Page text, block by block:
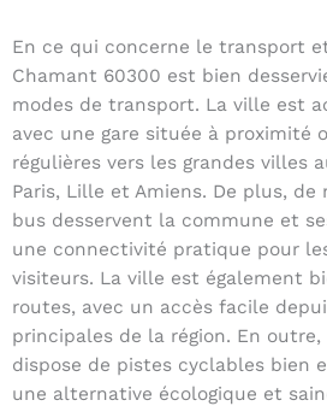
En ce qui concerne le transport
Chamant 60300 est bien
modes de transport. La ville est
avec une gare située à proximité
régulières vers les grandes villes
Paris, Lille et Amiens. De plus, de
bus desservent la commune et
une connectivité pratique pour
visiteurs. La ville est également
routes, avec un accès facile
principales de la région. En
dispose de pistes cyclables bien
une alternative écologique et